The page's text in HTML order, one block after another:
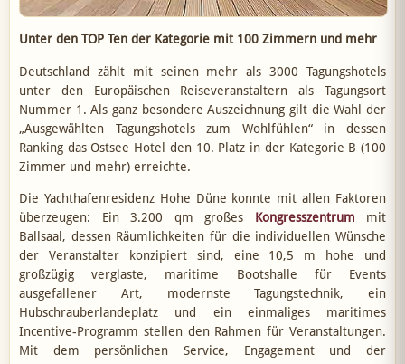
Unter den TOP Ten der Kategorie mit 100 Zimmern und mehr
Deutschland zählt mit seinen mehr als 3000 Tagungshotels
unter den Europäischen Reiseveranstaltern als Tagungsort
Nummer 1. Als ganz besondere Auszeichnung gilt die Wahl der
„Ausgewählten Tagungshotels zum Wohlfühlen“ in dessen
Ranking das Ostsee Hotel den 10. Platz in der Kategorie B (100
Zimmer und mehr) erreichte.
Die Yachthafenresidenz Hohe Düne konnte mit allen Faktoren
überzeugen: Ein 3.200 qm großes Kongresszentrum mit
Ballsaal, dessen Räumlichkeiten für die individuellen Wünsche
der Veranstalter konzipiert sind, eine 10,5 m hohe und
großzügig verglaste, maritime Bootshalle für Events
ausgefallener Art, modernste Tagungstechnik, ein
Hubschrauberlandeplatz und ein einmaliges maritimes
Incentive-Programm stellen den Rahmen für Veranstaltungen.
Mit dem persönlichen Service, Engagement und der